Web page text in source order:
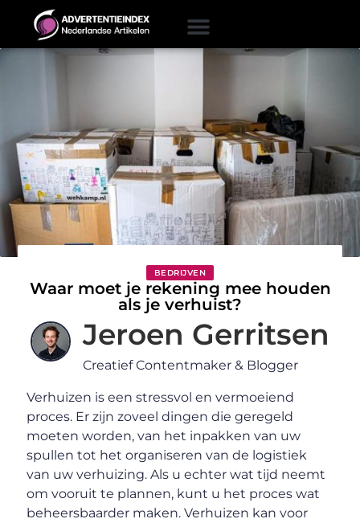
BEDRIJVEN
Waar moet je rekening mee houden
als je verhuist?
Jeroen Gerritsen
Creatief Contentmaker & Blogger
Verhuizen is een stressvol en vermoeiend
proces. Er zijn zoveel dingen die geregeld
moeten worden, van het inpakken van uw
spullen tot het organiseren van de logistiek
van uw verhuizing. Als u echter wat tijd neemt
om vooruit te plannen, kunt u het proces wat
beheersbaarder maken. Verhuizen kan voor